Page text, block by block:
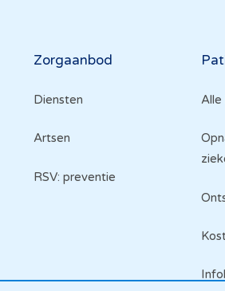
Zorgaanbod
Diensten
Artsen
RSV: preventie
Alle